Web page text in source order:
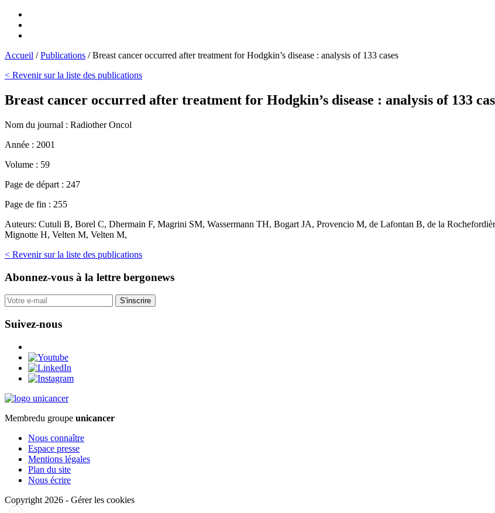
Accueil /Publications /Breast cancer occurred after treatment for Hodgkin’s disease : analysis of 133 cases
< Revenir sur la liste des publications
Breast cancer occurred after treatment for Hodgkin’s disease : analysis of 133
Nom du journal : Radiother Oncol
Année : 2001
Volume : 59
Page de départ : 247
Page de fin : 255
Auteurs: Cutuli B, Borel C, Dhermain F, Magrini SM, Wassermann TH, Bogart JA, Provencio M, de Lafontan B, de la
Mignotte H, Velten M, Velten M,
< Revenir sur la liste des publications
Abonnez-vous à la lettre bergonews
S'inscrire
Suivez-nous
Membredu groupe unicancer
Nous connaître
Espace presse
Mentions légales
Plan du site
Nous écrire
Copyright 2026 - Gérer les cookies